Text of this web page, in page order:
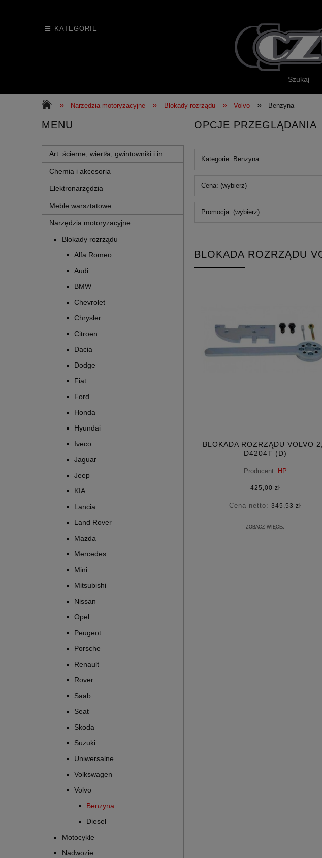
KATEGORIE
» Narzędzia motoryzacyjne » Blokady rozrządu » Volvo » Benzyna
MENU
Art. ścierne, wiertła, gwintowniki i in.
Chemia i akcesoria
Elektronarzędzia
Meble warsztatowe
Narzędzia motoryzacyjne
Blokady rozrządu
Alfa Romeo
Audi
BMW
Chevrolet
Chrysler
Citroen
Dacia
Dodge
Fiat
Ford
Honda
Hyundai
Iveco
Jaguar
Jeep
KIA
Lancia
Land Rover
Mazda
Mercedes
Mini
Mitsubishi
Nissan
Opel
Peugeot
Porsche
Renault
Rover
Saab
Seat
Skoda
Suzuki
Uniwersalne
Volkswagen
Volvo
Benzyna
Diesel
Motocykle
Nadwozie
OPCJE PRZEGLĄDANIA
Kategorie: Benzyna
Cena: (wybierz)
Promocja: (wybierz)
BLOKADA ROZRZĄDU
BLOKADA ROZRZĄDU VOLVO
D4204T (D)
Producent: HP
425,00 zł
Cena netto: 345,53 zł
ZOBACZ WIĘCEJ